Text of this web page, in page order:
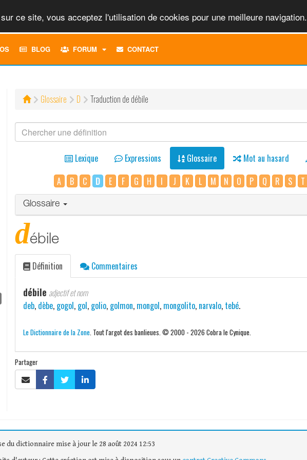
ce site, vous acceptez l'utilisation de cookies pour une meilleure navigation.
BLOG FORUM
TOGGLECONTACT
Glossaire D Traduction de débile
Lexique Expressions Glossaire Mot au hasard
A
B C D E F G H I J K L M N O P Q R S T
Glossaire
débile
Définition Commentaires
débile adjectif et nom
deb, dèbe, gogol, gol, golio, golmon, mongol, mongolito, narvalo, tebé.
Le Dictionnaire de la Zone. Tout l'argot des banlieues. © 2000 - 2026 Cobra le Cynique.
Partager
du dictionnaire mise à jour le 28 août 2024 12:53